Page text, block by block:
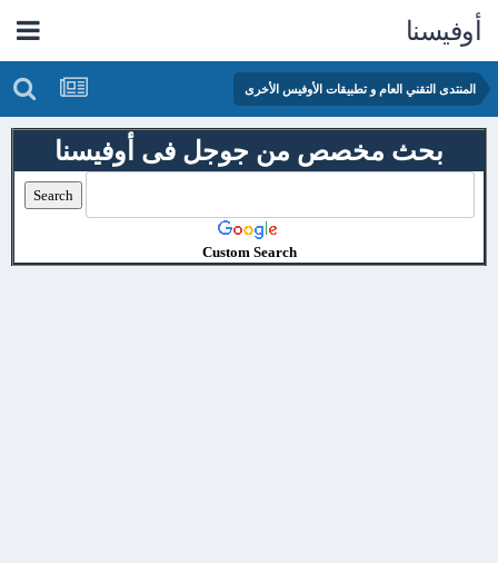
أوفيسنا
المنتدى التقني العام و تطبيقات الأوفيس الأخرى
بحث مخصص من جوجل فى أوفيسنا
Custom Search